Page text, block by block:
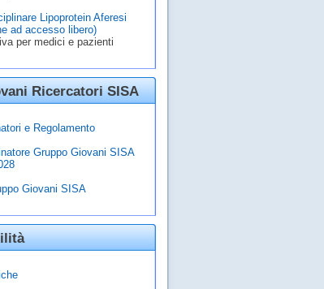
Lipoprotein Aferesi
ad accesso libero)
per medici e pazienti
Ricercatori SISA
e Regolamento
Gruppo Giovani SISA
Giovani SISA